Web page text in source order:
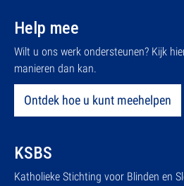
Help mee
Wilt u ons werk ondersteunen? Kijk
manieren dan kan.
Ontdek hoe u kunt meehelpen
KSBS
Katholieke Stichting voor Blinden en